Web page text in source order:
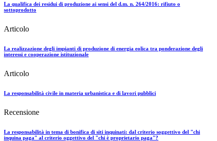
La qualifica dei residui di produzione ai sensi del d.m. n. 264/2016: rifiuto o
sottoprodotto
Articolo
La realizzazione degli impianti di produzione di energia eolica tra ponderazione degli
interessi e cooperazione istituzionale
Articolo
La responsabilità civile in materia urbanistica e di lavori pubblici
Recensione
La responsabilità in tema di bonifica di siti inquinati: dal criterio soggettivo del "chi
inquina paga" al criterio oggettivo del "chi è proprietario paga"?